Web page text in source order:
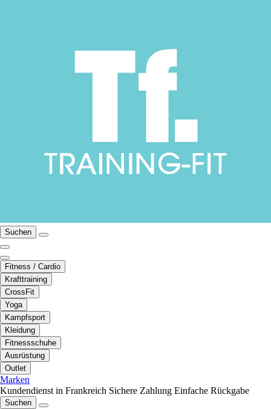
Suchen
Fitness / Cardio
Krafttraining
CrossFit
Yoga
Kampfsport
Kleidung
Fitnessschuhe
Ausrüstung
Outlet
Marken
Kundendienst in Frankreich Sichere Zahlung Einfache Rückgabe
Suchen